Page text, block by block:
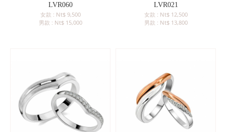
LVR060
女款 : Nt$ 9,500
男款 : Nt$ 15,000
LVR021
女款 : Nt$ 12,500
男款 : Nt$ 13,800